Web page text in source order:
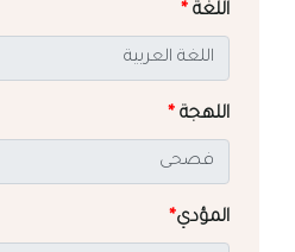
اللغة *
اللهجة *
المؤدي*